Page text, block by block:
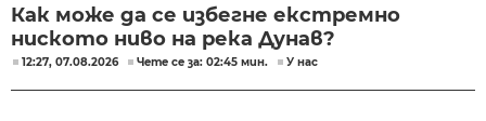
Как може да се избегне екстремно
ниското ниво на река Дунав?
12:27, 07.08.2026 Чете се за: 02:45 мин. У нас